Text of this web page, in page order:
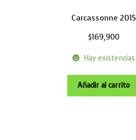
Carcassonne 2015
$169,900
Hay existencias
Añadir al carrito